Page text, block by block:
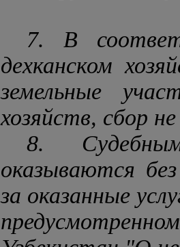
7. В
дехканском
земельные
хозяйств, сбор
8.
оказываются
за оказанные